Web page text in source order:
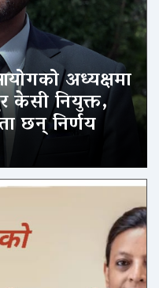
अध्यक्षमा
केसी नियुक्त,
छन् निर्णय